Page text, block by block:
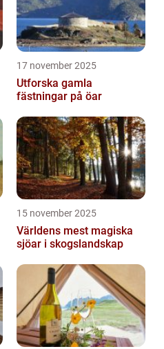
17 november 2025
Utforska gamla
fästningar på öar
15 november 2025
Världens mest magiska
sjöar i skogslandskap